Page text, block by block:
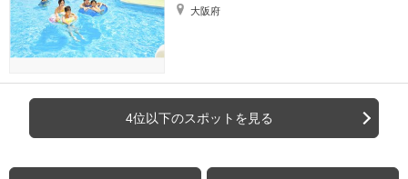
大阪府
4位以下のスポットを見る